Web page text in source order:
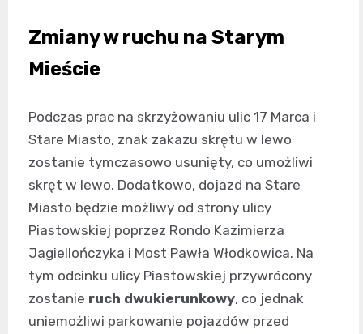
Zmiany w ruchu na Starym
Mieście
Podczas prac na skrzyżowaniu ulic 17 Marca i
Stare Miasto, znak zakazu skrętu w lewo
zostanie tymczasowo usunięty, co umożliwi
skręt w lewo. Dodatkowo, dojazd na Stare
Miasto będzie możliwy od strony ulicy
Piastowskiej poprzez Rondo Kazimierza
Jagiellończyka i Most Pawła Włodkowica. Na
tym odcinku ulicy Piastowskiej przywrócony
zostanie ruch dwukierunkowy, co jednak
uniemożliwi parkowanie pojazdów przed